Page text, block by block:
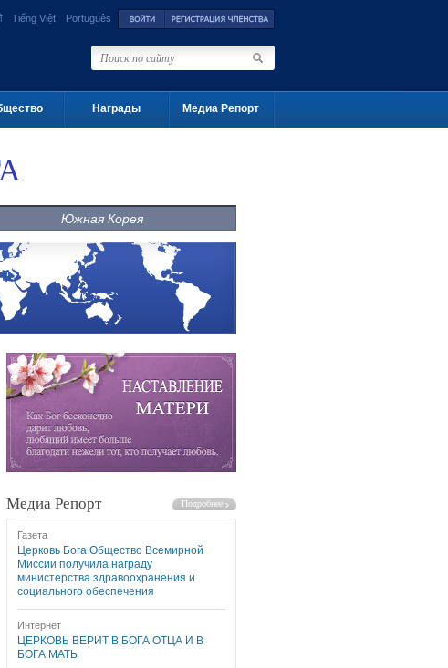
Tiếng Việt Português
Награды Медиа Репорт
Южная Корея
Медиа Репорт
Газета
Церковь Бога Общество Всемирной
Миссии получила награду
министерства здравоохранения и
социального обеспечения
Интернет
ЦЕРКОВЬ ВЕРИТ В БОГА ОТЦА И В
БОГА МАТЬ